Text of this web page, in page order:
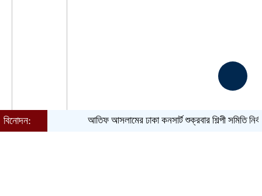
বিনোদন: আতিফ আসলামের ঢাকা কনসার্ট শুক্রবার শিল্পী সমিতি নির্বাচন